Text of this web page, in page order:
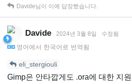
Davide님이 이에 답장했습니다.
Davide 2024년 3월 8일 수정됨
영어 에서 한국어 로 번역됨
eli_stergiouli
Gimp은 안타깝게도 .ora에 대한 지